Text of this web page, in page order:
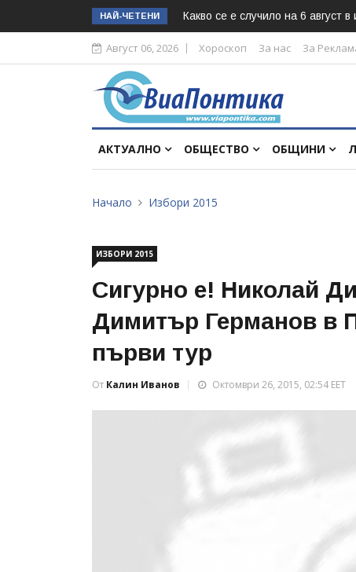
НАЙ-ЧЕТЕНИ Какво се е случило на 6 август в
Август 06, 2026 Хороскоп За нас За
АКТУАЛНО ОБЩЕСТВО ОБЩИНИ
Начало Избори 2015
ИЗБОРИ 2015
Сигурно е! Николай
Димитър Германов в
първи тур
От Калин Иванов Октомври 26, 2015, 02:54 EET